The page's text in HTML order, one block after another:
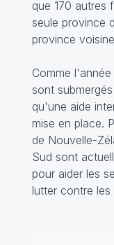
que 170 autres
seule province
province
Comme
sont
qu'une aide
mise en place.
de Nouvelle-
Sud sont
pour aider les
lutter contre